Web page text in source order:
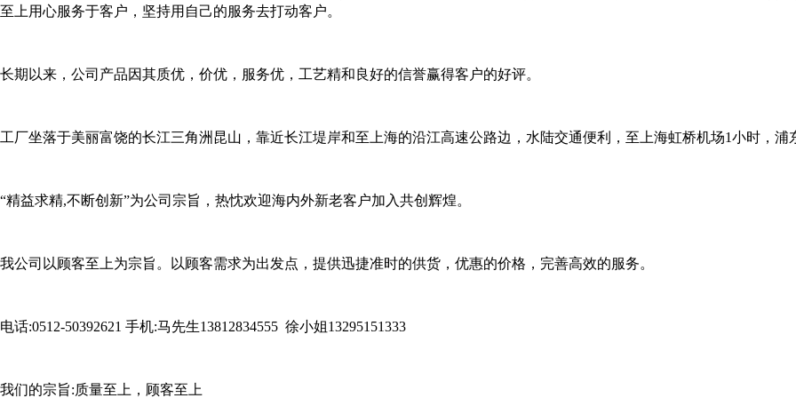
至上用心服务于客户，坚持用自己的服务去打动客户。
长期以来，公司产品因其质优，价优，服务优，工艺精和良好的信誉赢得客户的好评。
工厂坐落于美丽富饶的长江三角洲昆山，靠近长江堤岸和至上海的沿江高速公路边，水陆交通便利，至上海虹桥机场1小时，浦
“精益求精,不断创新”为公司宗旨，热忱欢迎海内外新老客户加入共创辉煌。
我公司以顾客至上为宗旨。以顾客需求为出发点，提供迅捷准时的供货，优惠的价格，完善高效的服务。
电话:0512-50392621 手机:马先生13812834555 徐小姐13295151333
我们的宗旨:质量至上，顾客至上